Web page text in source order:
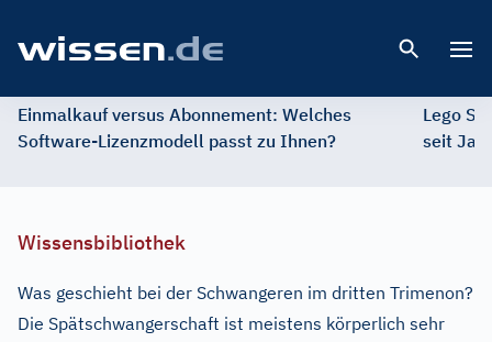
Einmalkauf versus Abonnement: Welches
Software-Lizenzmodell passt zu Ihnen?
Lego
seit
Wissensbibliothek
Was geschieht bei der Schwangeren im dritten Trimenon?
Die Spätschwangerschaft ist meistens körperlich sehr